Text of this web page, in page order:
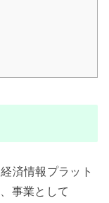
済情報プラット
事業として